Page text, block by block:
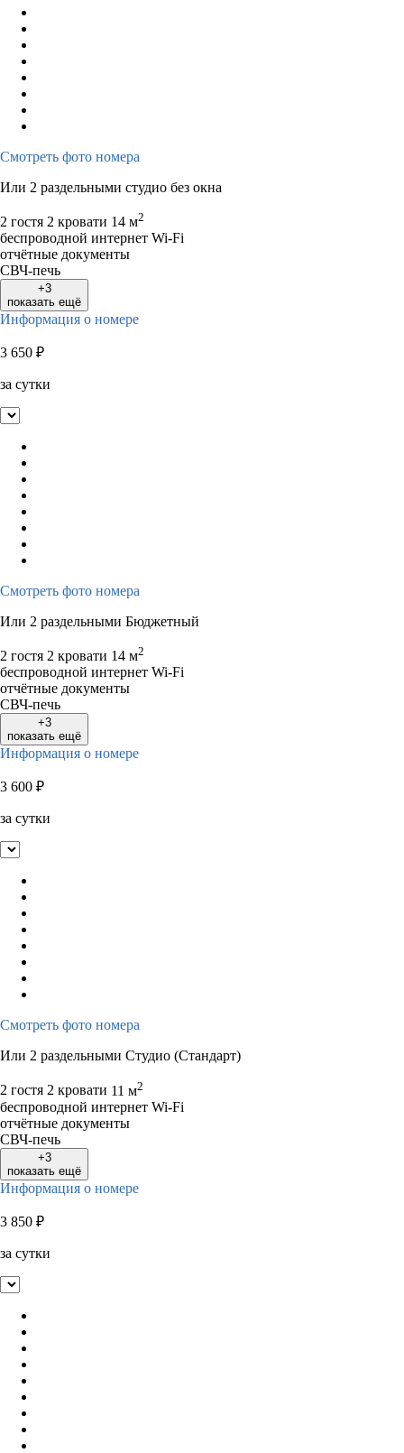
Смотреть фото номера
Или 2 раздельными студио без окна
2 гостя 2 кровати 14 м2
беспроводной интернет Wi-Fi
отчётные документы
СВЧ-печь
+3
показать ещё
Информация о номере
3 650 ₽
за сутки
Смотреть фото номера
Или 2 раздельными Бюджетный
2 гостя 2 кровати 14 м2
беспроводной интернет Wi-Fi
отчётные документы
СВЧ-печь
+3
показать ещё
Информация о номере
3 600 ₽
за сутки
Смотреть фото номера
Или 2 раздельными Студио (Стандарт)
2 гостя 2 кровати 11 м2
беспроводной интернет Wi-Fi
отчётные документы
СВЧ-печь
+3
показать ещё
Информация о номере
3 850 ₽
за сутки